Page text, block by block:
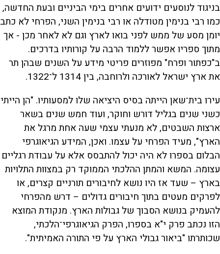
בניגוד לנוסעים ידועים אחרים בימי הביניים ובעת החדשה,
כמו רבי בנימין מטודלה או רבי בנימין השני, הפרחי לא כתב
יומן מסע של ממש לפני בואו לארץ וגם לא לאחר מכן - אך
מתוך ספריו אפשר ללמוד הרבה על קורותיו בדרכים.
ב"כפתור ופרח" מפוזרים פריטי מידע על השנים שבהן תר
את ארץ ישראל לאורכה ולרוחבה, בין 1314 ל־1322.
עירו בית־שאן הייתה בסיס היציאה שלו למסעותיו. "הן הייתי
כשני שנים בגליל דורש וחוקר, ועוד חמש שנים בשאר
ארצות השבטים, לא מנעתי עצמי שעה אחת מרגל את
הארץ", מעיד הפרחי על עצמו. ואכן, המידע הגיאוגרפי
הבלום בספרו לא היה יכול להתבסס אלא על עבודת רגליים
עצומה. המשא והמתן ההלכתי הממוקד רק במצוות התלויות
בארץ – שעד אז היו נושא לחיבורים תורניים קצרים, או
לפרקים מעטים בתוך חיבורים גדולים – דרש מהפרחי
להעמיק בנושא הסבוך של גבולות הארץ. מנקודת המוצא
הזו נכתב פרק י"א בספרו, הפרק הגיאוגרפי־הלכתי,
שכותרתו "ביאור גבולי הארץ על פי התורה האמיתית".